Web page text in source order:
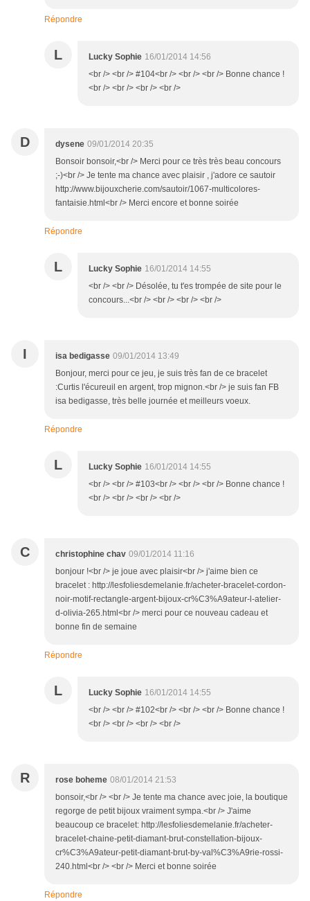
Répondre
L Lucky Sophie 16/01/2014 14:56
<br /> <br /> #104<br /> <br /> <br /> Bonne chance !
<br /> <br /> <br /> <br />
D dysene 09/01/2014 20:35
Bonsoir bonsoir,<br /> Merci pour ce très très beau concours
;-)<br /> Je tente ma chance avec plaisir , j'adore ce sautoir
http://www.bijouxcherie.com/sautoir/1067-multicolores-
fantaisie.html<br /> Merci encore et bonne soirée
Répondre
L Lucky Sophie 16/01/2014 14:55
<br /> <br /> Désolée, tu t'es trompée de site pour le
concours...<br /> <br /> <br /> <br />
I isa bedigasse 09/01/2014 13:49
Bonjour, merci pour ce jeu, je suis très fan de ce bracelet
:Curtis l'écureuil en argent, trop mignon.<br /> je suis fan FB
isa bedigasse, très belle journée et meilleurs voeux.
Répondre
L Lucky Sophie 16/01/2014 14:55
<br /> <br /> #103<br /> <br /> <br /> Bonne chance !
<br /> <br /> <br /> <br />
C christophine chav 09/01/2014 11:16
bonjour !<br /> je joue avec plaisir<br /> j'aime bien ce
bracelet : http://lesfoliesdemelanie.fr/acheter-bracelet-cordon-
noir-motif-rectangle-argent-bijoux-cr%C3%A9ateur-l-atelier-
d-olivia-265.html<br /> merci pour ce nouveau cadeau et
bonne fin de semaine
Répondre
L Lucky Sophie 16/01/2014 14:55
<br /> <br /> #102<br /> <br /> <br /> Bonne chance !
<br /> <br /> <br /> <br />
R rose boheme 08/01/2014 21:53
bonsoir,<br /> <br /> Je tente ma chance avec joie, la boutique
regorge de petit bijoux vraiment sympa.<br /> J'aime
beaucoup ce bracelet: http://lesfoliesdemelanie.fr/acheter-
bracelet-chaine-petit-diamant-brut-constellation-bijoux-
cr%C3%A9ateur-petit-diamant-brut-by-val%C3%A9rie-rossi-
240.html<br /> <br /> Merci et bonne soirée
Répondre